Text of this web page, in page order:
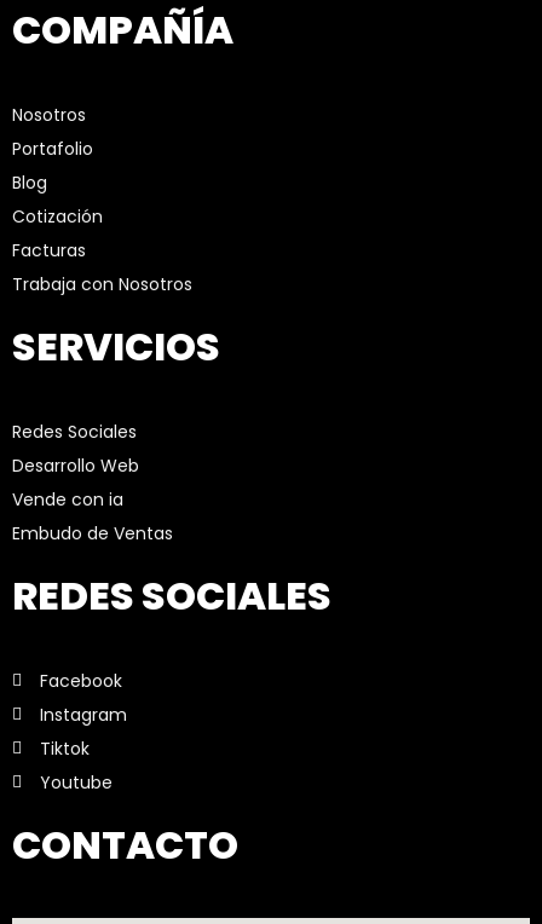
COMPAÑÍA
Nosotros
Portafolio
Blog
Cotización
Facturas
Trabaja con Nosotros
SERVICIOS
Redes Sociales
Desarrollo Web
Vende con ia
Embudo de Ventas
REDES SOCIALES
Facebook
Instagram
Tiktok
Youtube
CONTACTO